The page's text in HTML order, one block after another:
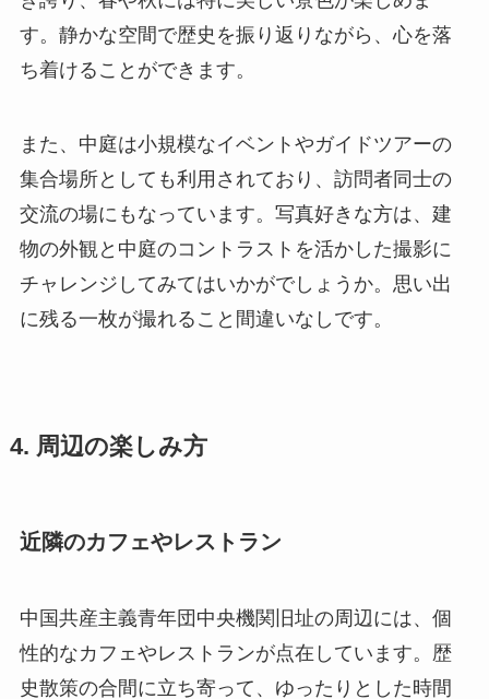
す。静かな空間で歴史を振り返りながら、心を落
ち着けることができます。
また、中庭は小規模なイベントやガイドツアーの
集合場所としても利用されており、訪問者同士の
交流の場にもなっています。写真好きな方は、建
物の外観と中庭のコントラストを活かした撮影に
チャレンジしてみてはいかがでしょうか。思い出
に残る一枚が撮れること間違いなしです。
4. 周辺の楽しみ方
近隣のカフェやレストラン
中国共産主義青年団中央機関旧址の周辺には、個
性的なカフェやレストランが点在しています。歴
史散策の合間に立ち寄って、ゆったりとした時間